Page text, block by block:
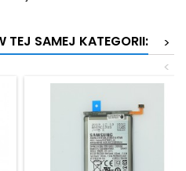
TEJ SAMEJ KATEGORII:
>
<